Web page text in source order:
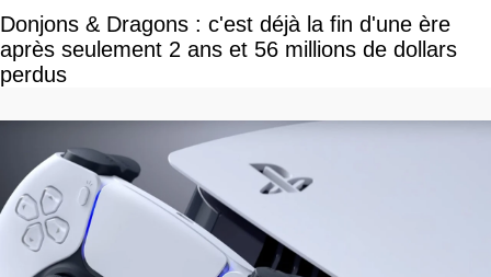
Donjons & Dragons : c'est déjà la fin d'une ère
après seulement 2 ans et 56 millions de dollars
perdus